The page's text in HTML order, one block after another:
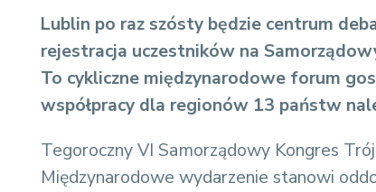
Lublin po raz szósty będzie centrum
rejestracja uczestników na
To cykliczne międzynarodowe forum
współpracy dla regionów 13 państw
Tegoroczny VI Samorządowy Kongres
Międzynarodowe wydarzenie stanowi